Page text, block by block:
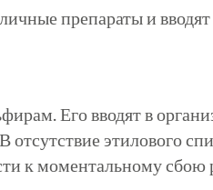
препараты и
. Его вводят в
этилового
к моментальному сбою